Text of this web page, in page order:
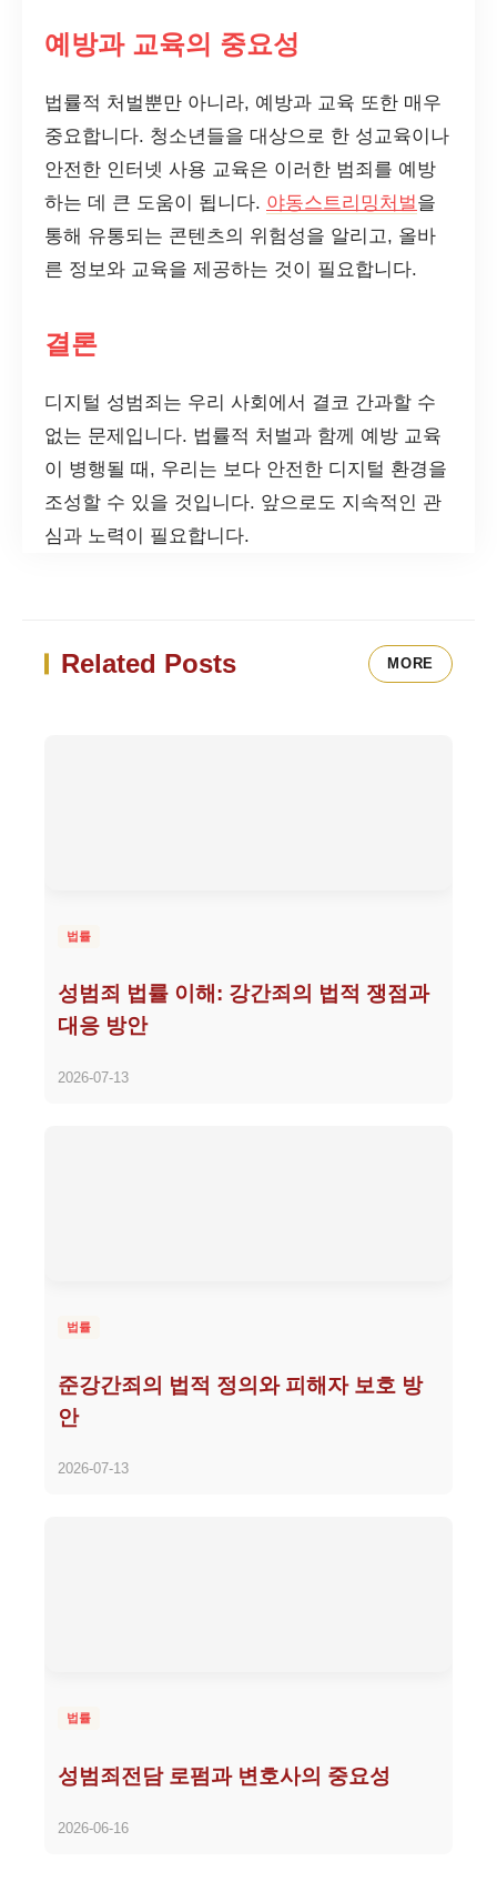
예방과 교육의 중요성
법률적 처벌뿐만 아니라, 예방과 교육 또한 매우
중요합니다. 청소년들을 대상으로 한 성교육이나
안전한 인터넷 사용 교육은 이러한 범죄를 예방
하는 데 큰 도움이 됩니다. 야동스트리밍처벌을
통해 유통되는 콘텐츠의 위험성을 알리고, 올바
른 정보와 교육을 제공하는 것이 필요합니다.
결론
디지털 성범죄는 우리 사회에서 결코 간과할 수
없는 문제입니다. 법률적 처벌과 함께 예방 교육
이 병행될 때, 우리는 보다 안전한 디지털 환경을
조성할 수 있을 것입니다. 앞으로도 지속적인 관
심과 노력이 필요합니다.
Related Posts MORE
법률
성범죄 법률 이해: 강간죄의 법적 쟁점과
대응 방안
2026-07-13
법률
준강간죄의 법적 정의와 피해자 보호 방
안
2026-07-13
법률
성범죄전담 로펌과 변호사의 중요성
2026-06-16